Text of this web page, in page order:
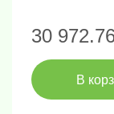
30
В